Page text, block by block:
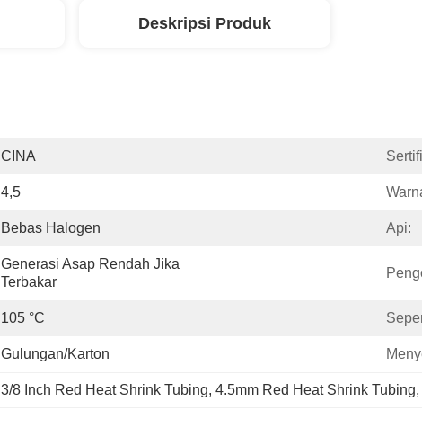
Deskripsi Produk
CINA
4,5
Bebas Halogen Api:
Generasi Asap Rendah Jika
Terbakar
105 °C
Gulungan/Karton
3/8 Inch Red Heat Shrink Tubing, 4.5mm Red Heat Shrink Tubing,